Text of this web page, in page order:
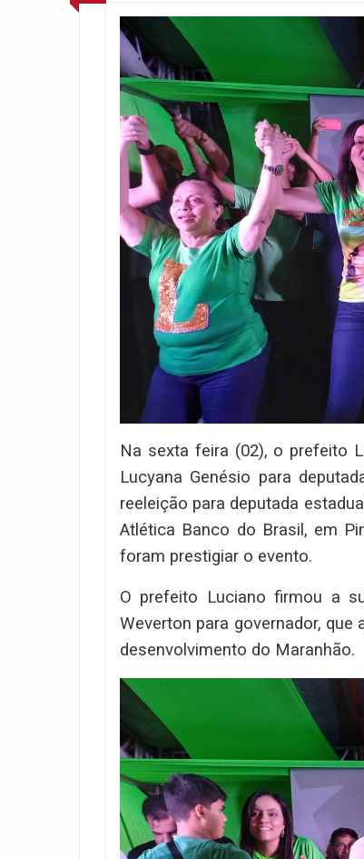
Na sexta feira (02), o prefeito
Lucyana Genésio para
reeleição para deputada
Atlética Banco do Brasil, em
foram prestigiar o evento.
O prefeito Luciano firmou a
Weverton para governador,
desenvolvimento do Maranhão.